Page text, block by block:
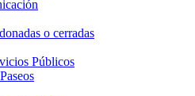
o cerradas
Públicos